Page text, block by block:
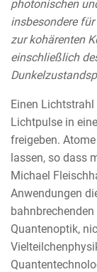
photonischen
insbesondere
zur kohärenten
einschließlich
Einen
Lichtpulse in
freigeben.
lassen, so dass
Michael
Anwendungen
Quantenoptik,